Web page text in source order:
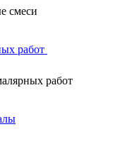
смеси
работ
работ